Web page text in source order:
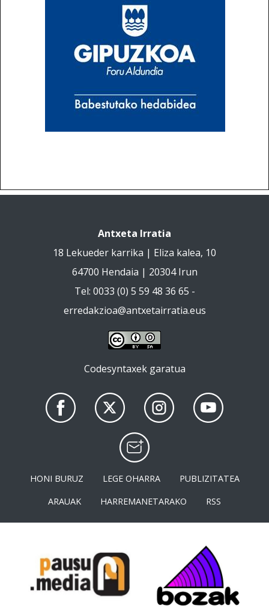
Antxeta Irratia
18 Lekueder karrika | Eliza kalea, 10
64700 Hendaia | 20304 Irun
Tel: 0033 (0) 5 59 48 36 65 -
erredakzioa@antxetairratia.eus
Codesyntaxek garatua
HONI BURUZ LEGE OHARRA
PUBLIZITATEA
ARAUAK
HARREMANETARAKO RSS